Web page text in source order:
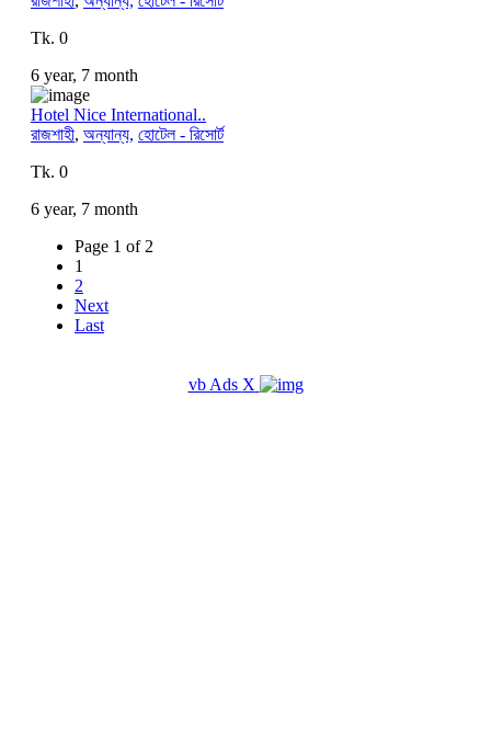
Tk. 0
6 year, 7 month
Hotel Nice International..
রাজশাহী, অন্যান্য, হোটেল - রিসোর্ট
Tk. 0
6 year, 7 month
Page 1 of 2
1
2
Next
Last
vb Ads X